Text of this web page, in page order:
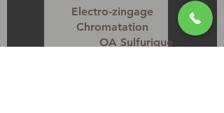
Electro-zingage
Chromatation
OA Sulfurique